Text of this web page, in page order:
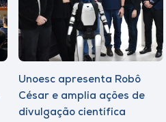
Unoesc apresenta Robô
César e amplia ações de
divulgação científica